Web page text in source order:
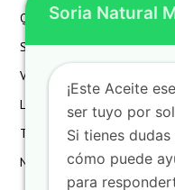
Quienes Somos
SN México
Valores
Laboratorio
Términos
Noticias
Mi
Mis
Lista
Soria Natural
¡Este Aceite
ser tuyo por
Si tienes
cómo puede
para